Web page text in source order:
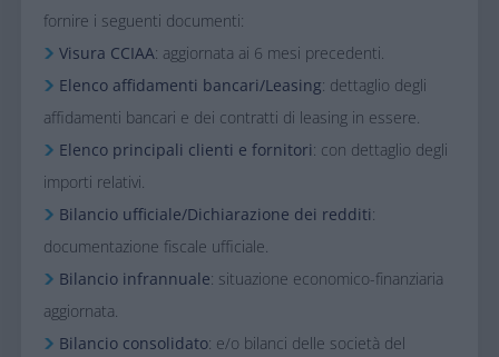
fornire i seguenti documenti:​
Visura CCIAA: aggiornata ai 6 mesi precedenti.​
Elenco affidamenti bancari/Leasing: dettaglio degli
affidamenti bancari e dei contratti di leasing in essere.​
Elenco principali clienti e fornitori: con dettaglio degli
importi relativi.​
Bilancio ufficiale/Dichiarazione dei redditi:
documentazione fiscale ufficiale.​
Bilancio infrannuale: situazione economico-finanziaria
aggiornata.​
Bilancio consolidato: e/o bilanci delle società del